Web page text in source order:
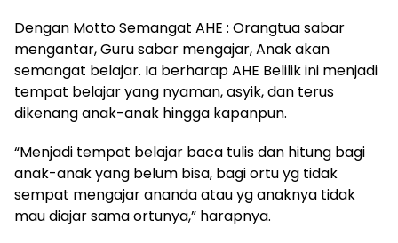
Dengan Motto Semangat AHE : Orangtua sabar
mengantar, Guru sabar mengajar, Anak akan
semangat belajar. Ia berharap AHE Belilik ini menjadi
tempat belajar yang nyaman, asyik, dan terus
dikenang anak-anak hingga kapanpun.
“Menjadi tempat belajar baca tulis dan hitung bagi
anak-anak yang belum bisa, bagi ortu yg tidak
sempat mengajar ananda atau yg anaknya tidak
mau diajar sama ortunya,” harapnya.